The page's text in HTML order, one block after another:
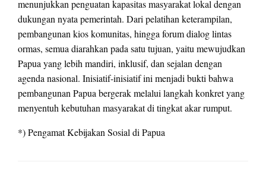
menunjukkan penguatan kapasitas masyarakat lokal dengan
dukungan nyata pemerintah. Dari pelatihan keterampilan,
pembangunan kios komunitas, hingga forum dialog lintas
ormas, semua diarahkan pada satu tujuan, yaitu mewujudkan
Papua yang lebih mandiri, inklusif, dan sejalan dengan
agenda nasional. Inisiatif-inisiatif ini menjadi bukti bahwa
pembangunan Papua bergerak melalui langkah konkret yang
menyentuh kebutuhan masyarakat di tingkat akar rumput.
*) Pengamat Kebijakan Sosial di Papua